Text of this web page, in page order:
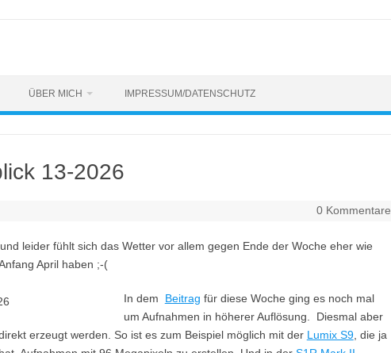
ÜBER MICH IMPRESSUM/DATENSCHUTZ
13-2026
0 Kommentare
leider fühlt sich das Wetter vor allem gegen Ende der Woche eher wie
April haben ;-(
In dem Beitrag für diese Woche ging es noch mal
um Aufnahmen in höherer Auflösung. Diesmal aber
erzeugt werden. So ist es zum Beispiel möglich mit der Lumix S9, die ja